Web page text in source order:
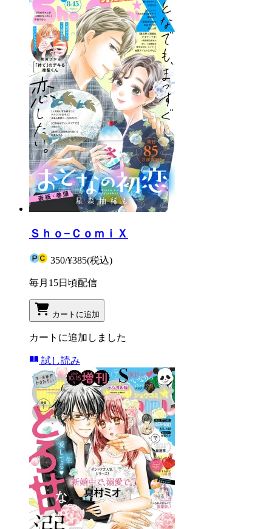
Ｓｈｏ−ＣｏｍｉＸ
350/¥385(税込)
毎月15日頃配信
カートに追加
カートに追加しました
試し読み